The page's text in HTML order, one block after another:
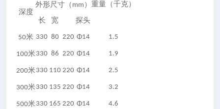
深度
外形尺寸（mm ）重量（千克）
长 宽 探头
50米 330 80 220 Φ14 1.5
100米 330 86 220 Φ14 1.9
200米 330 110 220 Φ14 2.5
300米 330 135 220 Φ14 3.2
500米 330 165 220 Φ14 4.6